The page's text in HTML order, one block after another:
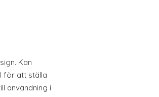
Kan
för att ställa
användning i